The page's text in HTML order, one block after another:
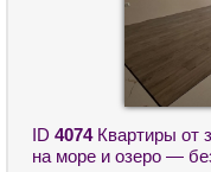
ID 4074Квартиры от
на море и озеро —